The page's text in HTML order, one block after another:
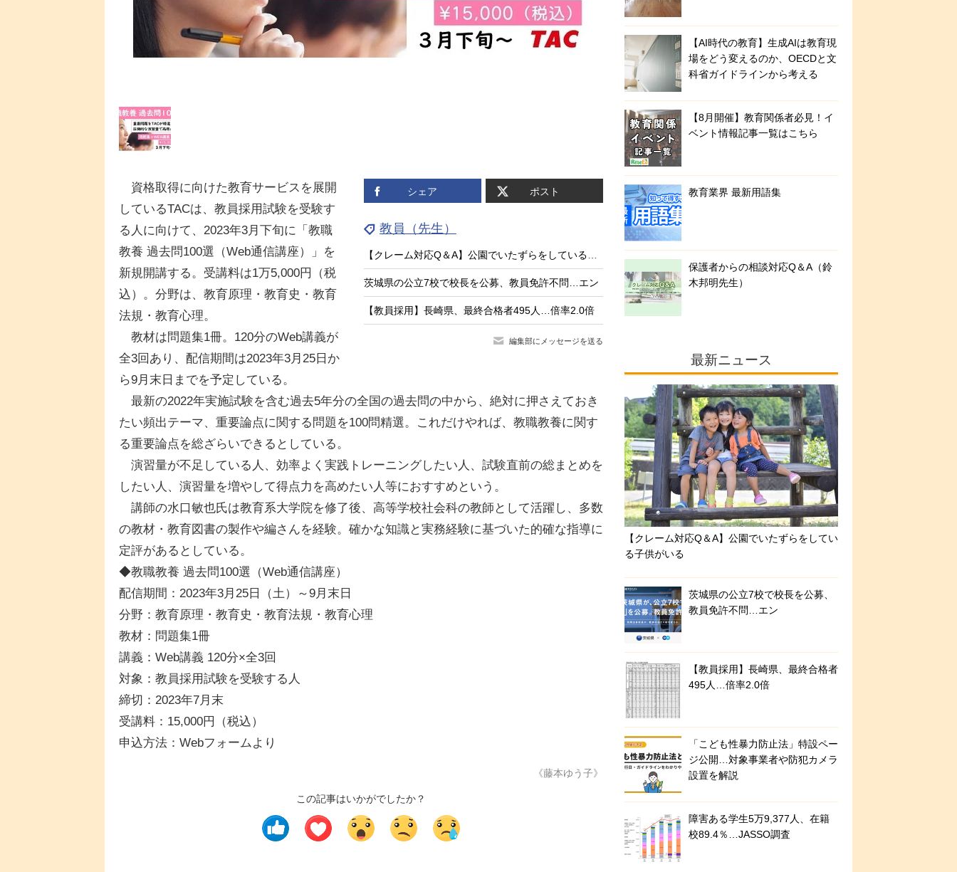
シェア ポスト
教員（先生）
【クレーム対応Q＆A】公園でいたずらをしている子供がいる
茨城県の公立7校で校長を公募、教員免許不問…エン
【教員採用】長崎県、最終合格者495人…倍率2.0倍
編集部にメッセージを送る
資格取得に向けた教育サービスを展開
しているTACは、教員採用試験を受験す
る人に向けて、2023年3月下旬に「教職
教養 過去問100選（Web通信講座）」を
新規開講する。受講料は1万5,000円（税
込）。分野は、教育原理・教育史・教育
法規・教育心理。
教材は問題集1冊。120分のWeb講義が
全3回あり、配信期間は2023年3月25日か
ら9月末日までを予定している。
最新の2022年実施試験を含む過去5年分の全国の過去問の中から、絶対に押さえておき
たい頻出テーマ、重要論点に関する問題を100問精選。これだけやれば、教職教養に関す
る重要論点を総ざらいできるとしている。
演習量が不足している人、効率よく実践トレーニングしたい人、試験直前の総まとめを
したい人、演習量を増やして得点力を高めたい人等におすすめという。
講師の水口敏也氏は教育系大学院を修了後、高等学校社会科の教師として活躍し、多数
の教材・教育図書の製作や編さんを経験。確かな知識と実務経験に基づいた的確な指導に
定評があるとしている。
◆教職教養 過去問100選（Web通信講座）
配信期間：2023年3月25日（土）～9月末日
分野：教育原理・教育史・教育法規・教育心理
教材：問題集1冊
講義：Web講義 120分×全3回
対象：教員採用試験を受験する人
締切：2023年7月末
受講料：15,000円（税込）
申込方法：Webフォームより
《藤本ゆう子》
この記事はいかがでしたか？
【AI時代の教育】生成AIは教育現
場をどう変えるのか、OECDと文
科省ガイドラインから考える
【8月開催】教育関係者必見！イ
ベント情報記事一覧はこちら
教育業界 最新用語集
保護者からの相談対応Q＆A（鈴
木邦明先生）
最新ニュース
【クレーム対応Q＆A】公園でいたずらをしてい
る子供がいる
茨城県の公立7校で校長を公募、
教員免許不問…エン
【教員採用】長崎県、最終合格者
495人…倍率2.0倍
「こども性暴力防止法」特設ペー
ジ公開…対象事業者や防犯カメラ
設置を解説
障害ある学生5万9,377人、在籍
校89.4％…JASSO調査